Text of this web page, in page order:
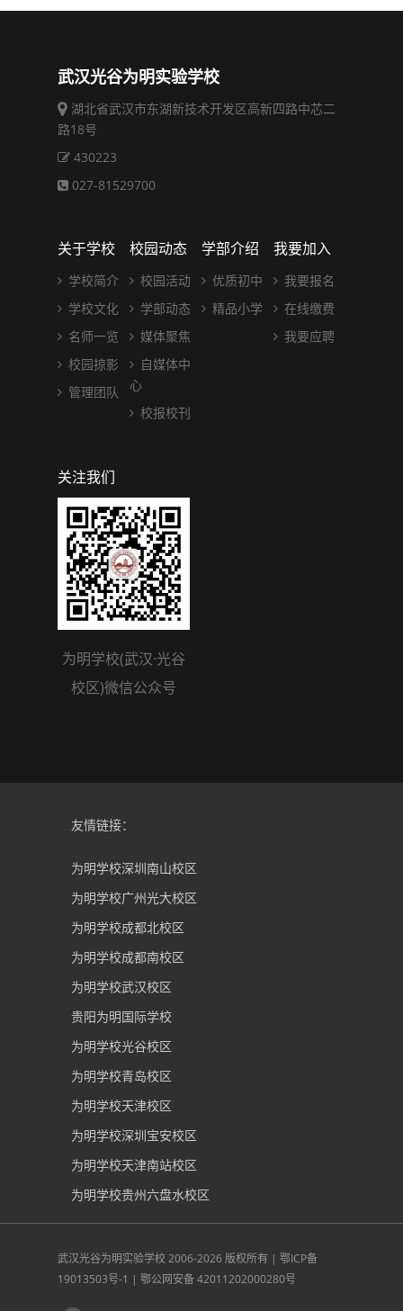
武汉光谷为明实验学校
湖北省武汉市东湖新技术开发区高新四路中芯二
路18号
430223
027-81529700
关于学校
学校简介
学校文化
名师一览
校园掠影
管理团队
校园动态
校园活动
学部动态
媒体聚焦
自媒体中
心
校报校刊
学部介绍
优质初中
精品小学
我要加入
我要报名
在线缴费
我要应聘
关注我们
为明学校(武汉·光谷
校区)微信公众号
友情链接：
为明学校深圳南山校区
为明学校广州光大校区
为明学校成都北校区
为明学校成都南校区
为明学校武汉校区
贵阳为明国际学校
为明学校光谷校区
为明学校青岛校区
为明学校天津校区
为明学校深圳宝安校区
为明学校天津南站校区
为明学校贵州六盘水校区
武汉光谷为明实验学校2006-2026 版权所有 | 鄂ICP备
19013503号-1 | 鄂公网安备 42011202000280号